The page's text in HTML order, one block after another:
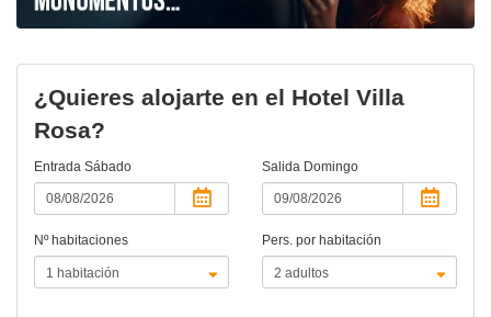
¿Quieres alojarte en el Hotel Villa
Rosa?
Entrada Sábado Salida Domingo
Nº habitaciones Pers. por habitación